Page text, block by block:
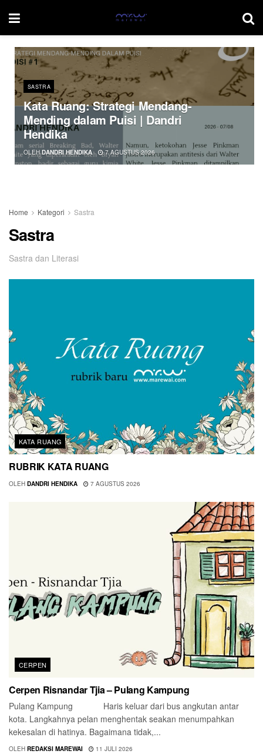
SASTRA
Kata Ruang: Strategi Mendang-
Mending dalam Puisi | Dandri
Hendika
OLEH DANDRI HENDIKA 7 AGUSTUS 2026
Home Kategori Sastra
Sastra
Sastra dan Literasi
KATA RUANG
RUBRIK KATA RUANG
OLEH DANDRI HENDIKA 7 AGUSTUS 2026
CERPEN
Cerpen Risnandar Tjia – Pulang Kampung
Pulang Kampung Haris keluar dari bus angkutan antar
kota. Langkahnya pelan menghentak seakan menumpahkan
kekesalan di hatinya. Bagaimana tidak,...
OLEH REDAKSI MAREWAI 11 JULI 2026